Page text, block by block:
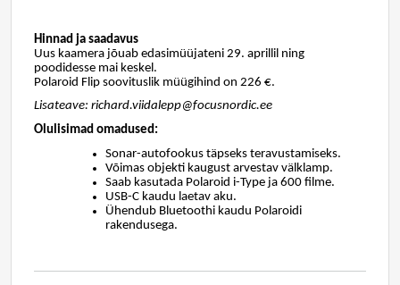
Hinnad ja saadavus
Uus kaamera jõuab edasimüüjateni 29. aprillil ning
poodidesse mai keskel.
Polaroid Flip soovituslik müügihind on 226 €.
Lisateave: richard.viidalepp@focusnordic.ee
Olulisimad omadused:
Sonar-autofookus täpseks teravustamiseks.
Võimas objekti kaugust arvestav välklamp.
Saab kasutada Polaroid i-Type ja 600 filme.
USB-C kaudu laetav aku.
Ühendub Bluetoothi kaudu Polaroidi
rakendusega.